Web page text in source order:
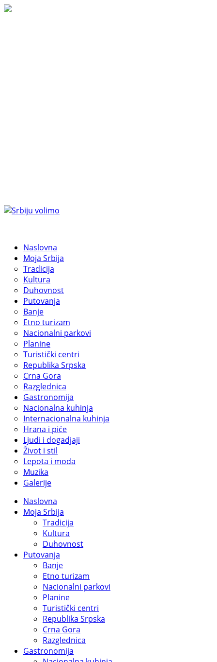
Naslovna
Moja Srbija
Tradicija
Kultura
Duhovnost
Putovanja
Banje
Etno turizam
Nacionalni parkovi
Planine
Turistički centri
Republika Srpska
Crna Gora
Razglednica
Gastronomija
Nacionalna kuhinja
Internacionalna kuhinja
Hrana i piće
Ljudi i dogadjaji
Život i stil
Lepota i moda
Muzika
Galerije
Naslovna
Moja Srbija
Tradicija
Kultura
Duhovnost
Putovanja
Banje
Etno turizam
Nacionalni parkovi
Planine
Turistički centri
Republika Srpska
Crna Gora
Razglednica
Gastronomija